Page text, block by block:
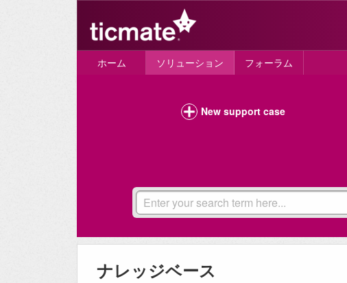
ホーム ソリューション フォーラム
New support case
ナレッジベース